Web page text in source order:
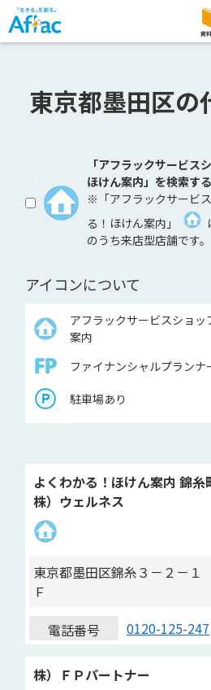
東京都墨田区の
「アフラックサービス
ほけん案内」を検索する
※「アフラックサービ
る！ほけん案内」
のうち来店型店舗です。
アイコンについて
アフラックサービスショ
案内
ファイナンシャルプランナ
駐車場あり
よくわかる！ほけん案内 錦
株）ウェルネス
東京都墨田区錦糸３－２－
Ｆ
電話番号
0120-125-247
株）ＦＰパートナー